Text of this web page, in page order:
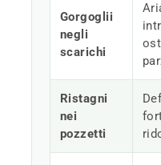
Gorgoglii
negli
scarichi
Ristagni
nei
pozzetti